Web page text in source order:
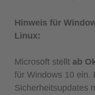
Hinweis für
Linux:
Microsoft stellt ab
für Windows 10 ein.
Sicherheitsupdates